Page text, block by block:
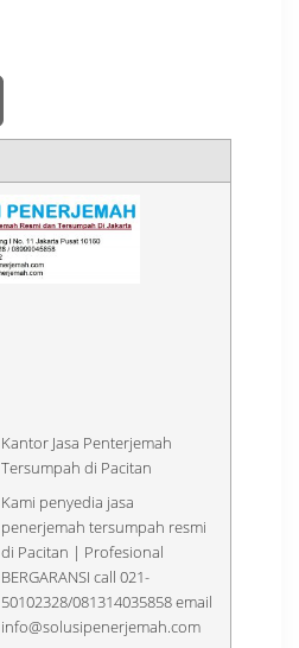
Kantor Jasa Penterjemah
Tersumpah di Pacitan
Kami penyedia jasa
penerjemah tersumpah resmi
di Pacitan | Profesional
BERGARANSI call 021-
50102328/081314035858 email
info@solusipenerjemah.com